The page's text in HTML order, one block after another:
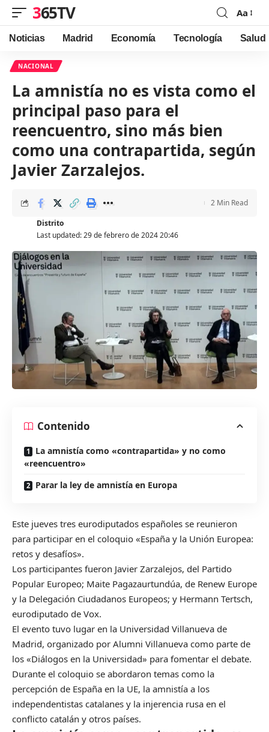
365TV
Font
Resizer
Aa
Noticias Madrid Economía Tecnología Salud
NACIONAL
La amnistía no es vista como el
principal paso para el
reencuentro, sino más bien
como una contrapartida, según
Javier Zarzalejos.
Last updated: 29 de febrero de 2024 20:46
Distrito
2 Min Read
Contenido
La amnistía como «contrapartida» y no como
«reencuentro»
Parar la ley de amnistía en Europa
Este jueves tres eurodiputados españoles se reunieron
para participar en el coloquio «España y la Unión Europea:
retos y desafíos».
Los participantes fueron Javier Zarzalejos, del Partido
Popular Europeo; Maite Pagazaurtundúa, de Renew Europe
y la Delegación Ciudadanos Europeos; y Hermann Tertsch,
eurodiputado de Vox.
El evento tuvo lugar en la Universidad Villanueva de
Madrid, organizado por Alumni Villanueva como parte de
los «Diálogos en la Universidad» para fomentar el debate.
Durante el coloquio se abordaron temas como la
percepción de España en la UE, la amnistía a los
independentistas catalanes y la injerencia rusa en el
conflicto catalán y otros países.